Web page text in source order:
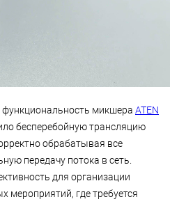
функциональность микшера ATEN
бесперебойную трансляцию
обрабатывая все
передачу потока в сеть.
для организации
мероприятий, где требуется